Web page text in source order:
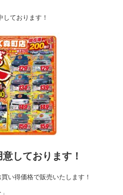
しております！
意しております！
い得価格で販売いたします！